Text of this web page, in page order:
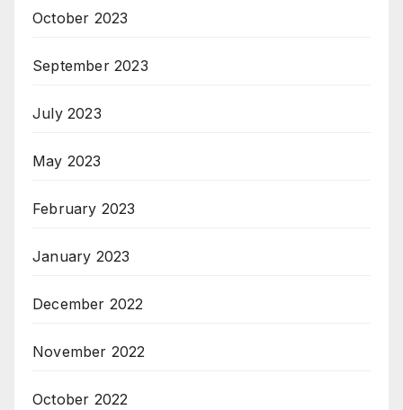
October 2023
September 2023
July 2023
May 2023
February 2023
January 2023
December 2022
November 2022
October 2022